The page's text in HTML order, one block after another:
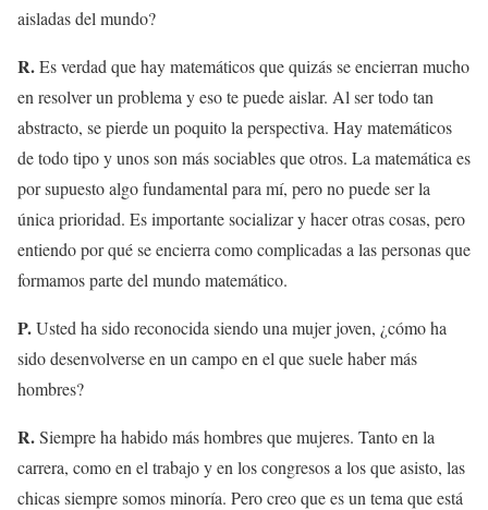
aisladas del mundo?
R.Es verdad que hay matemáticos que quizás se encierran mucho
en resolver un problema y eso te puede aislar. Al ser todo tan
abstracto, se pierde un poquito la perspectiva. Hay matemáticos
de todo tipo y unos son más sociables que otros. La matemática es
por supuesto algo fundamental para mí, pero no puede ser la
única prioridad. Es importante socializar y hacer otras cosas, pero
entiendo por qué se encierra como complicadas a las personas que
formamos parte del mundo matemático.
P.Usted ha sido reconocida siendo una mujer joven, ¿cómo ha
sido desenvolverse en un campo en el que suele haber más
hombres?
R.Siempre ha habido más hombres que mujeres. Tanto en la
carrera, como en el trabajo y en los congresos a los que asisto, las
chicas siempre somos minoría. Pero creo que es un tema que está